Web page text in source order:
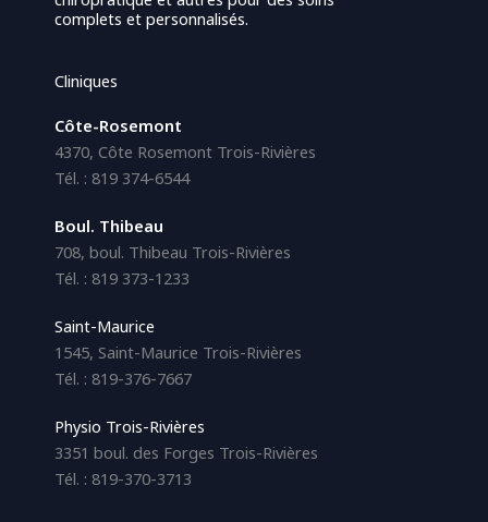
complets et personnalisés.
Cliniques
Côte-Rosemont
4370, Côte Rosemont Trois-Rivières
Tél. : 819 374-6544
Boul. Thibeau
708, boul. Thibeau Trois-Rivières
Tél. : 819 373-1233
Saint-Maurice
1545, Saint-Maurice Trois-Rivières
Tél. : 819-376-7667
Physio Trois-Rivières
3351 boul. des Forges Trois-Rivières
Tél. : 819-370-3713